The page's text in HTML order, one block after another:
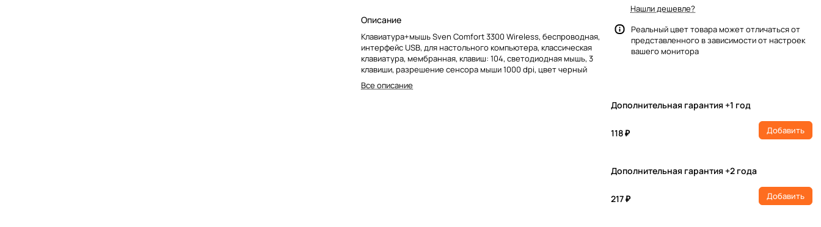
Описание
Клавиатура+мышь Sven Comfort 3300 Wireless, беспроводная,
интерфейс USB, для настольного компьютера, классическая
клавиатура, мембранная, клавиш: 104, светодиодная мышь, 3
клавиши, разрешение сенсора мыши 1000 dpi, цвет черный
Все описание
Нашли дешевле?
Реальный цвет товара может отличаться от
представленного в зависимости от настроек
вашего монитора
Дополнительная гарантия +1 год
118 ₽ Добавить
Дополнительная гарантия +2 года
217 ₽ Добавить